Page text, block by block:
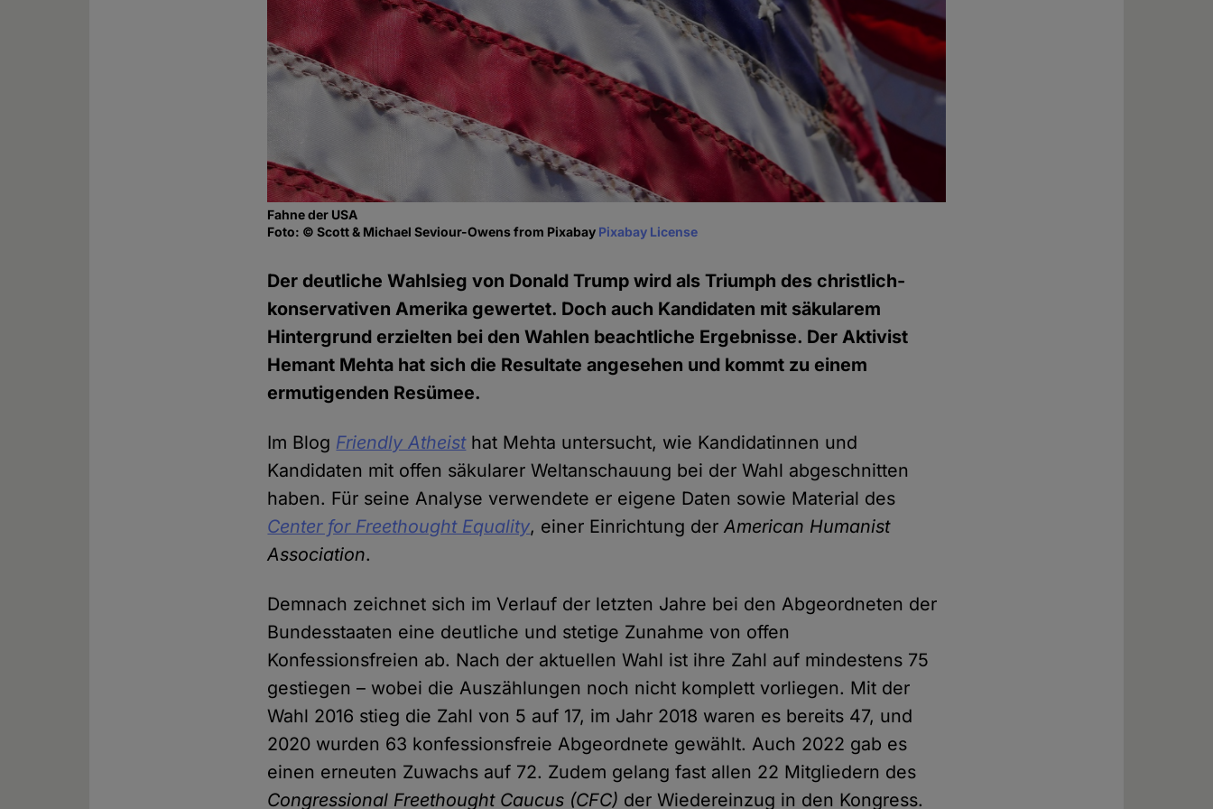
Fahne der USA
Foto: © Scott & Michael Seviour-Owens from Pixabay Pixabay License
Der deutliche Wahlsieg von Donald Trump wird als Triumph des christlich-
konservativen Amerika gewertet. Doch auch Kandidaten mit säkularem
Hintergrund erzielten bei den Wahlen beachtliche Ergebnisse. Der Aktivist
Hemant Mehta hat sich die Resultate angesehen und kommt zu einem
ermutigenden Resümee.
Im Blog Friendly Atheisthat Mehta untersucht, wie Kandidatinnen und
Kandidaten mit offen säkularer Weltanschauung bei der Wahl abgeschnitten
haben. Für seine Analyse verwendete er eigene Daten sowie Material des
Center for Freethought Equality, einer Einrichtung derAmerican Humanist
Association.
Demnach zeichnet sich im Verlauf der letzten Jahre bei den Abgeordneten der
Bundesstaaten eine deutliche und stetige Zunahme von offen
Konfessionsfreien ab. Nach der aktuellen Wahl ist ihre Zahl auf mindestens 75
gestiegen – wobei die Auszählungen noch nicht komplett vorliegen. Mit der
Wahl 2016 stieg die Zahl von 5 auf 17, im Jahr 2018 waren es bereits 47, und
2020 wurden 63 konfessionsfreie Abgeordnete gewählt. Auch 2022 gab es
einen erneuten Zuwachs auf 72. Zudem gelang fast allen 22 Mitgliedern des
Congressional Freethought Caucus (CFC) der Wiedereinzug in den Kongress.